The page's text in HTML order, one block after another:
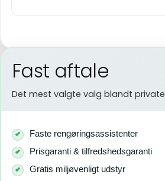
Fast aftale
Det mest valgte valg blandt private
Faste rengøringsassistenter
Prisgaranti & tilfredshedsgaranti
Gratis miljøvenligt udstyr